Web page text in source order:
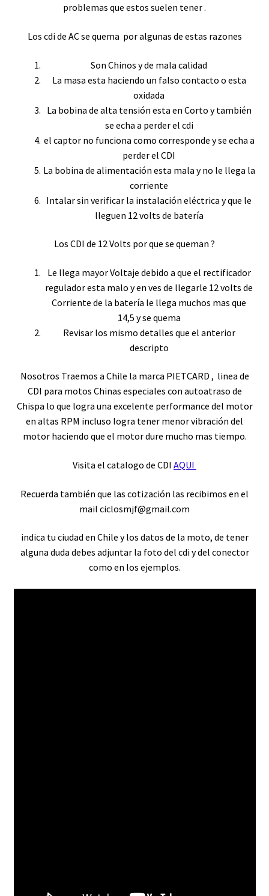
problemas que estos suelen tener .
Los cdi de AC se quema por algunas de estas razones
Son Chinos y de mala calidad
La masa esta haciendo un falso contacto o esta
oxidada
La bobina de alta tensión esta en Corto y también
se echa a perder el cdi
el captor no funciona como corresponde y se echa a
perder el CDI
La bobina de alimentación esta mala y no le llega la
corriente
Intalar sin verificar la instalación eléctrica y que le
lleguen 12 volts de batería
Los CDI de 12 Volts por que se queman ?
Le llega mayor Voltaje debido a que el rectificador
regulador esta malo y en ves de llegarle 12 volts de
Corriente de la batería le llega muchos mas que
14,5 y se quema
Revisar los mismo detalles que el anterior
descripto
Nosotros Traemos a Chile la marca PIETCARD , linea de
CDI para motos Chinas especiales con autoatraso de
Chispa lo que logra una excelente performance del motor
en altas RPM incluso logra tener menor vibración del
motor haciendo que el motor dure mucho mas tiempo.
Visita el catalogo de CDI AQUI
Recuerda también que las cotización las recibimos en el
mail ciclosmjf@gmail.com
indica tu ciudad en Chile y los datos de la moto, de tener
alguna duda debes adjuntar la foto del cdi y del conector
como en los ejemplos.